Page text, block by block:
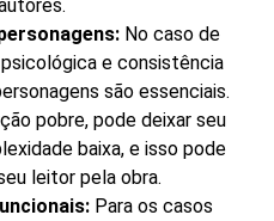
No caso de
e consistência
são essenciais.
pobre, pode deixar seu
baixa, e isso pode
leitor pela obra.
Para os casos